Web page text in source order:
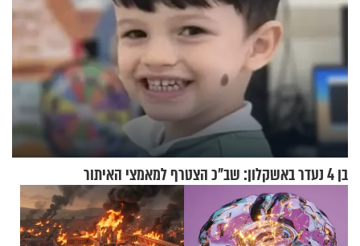
בן 4 נעדר באשקלון: שב"כ הצטרף למאמצי האיתור